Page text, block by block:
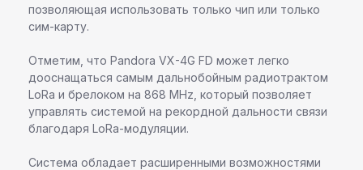
позволяющая использовать только чип или только
сим-карту.
Отметим, что Pandora VX-4G FD может легко
дооснащаться самым дальнобойным радиотрактом
LoRa и брелоком на 868 MHz, который позволяет
управлять системой на рекордной дальности связи
благодаря LoRa-модуляции.
Система обладает расширенными возможностями